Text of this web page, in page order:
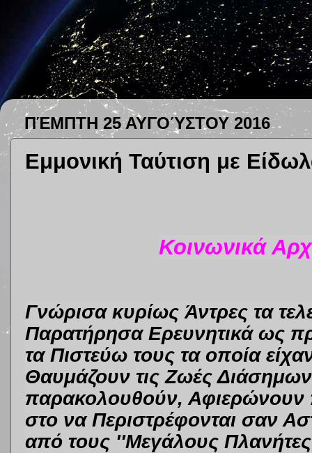
ΠΈΜΠΤΗ 25 ΑΥΓΟΎΣΤΟΥ 2016
Eμμονική Ταύτιση με
Κοινωνικά
Γνώρισα κυρίως Άντρες τα
Παρατήρησα Ερευνητικά ως
τα Πιστεύω τους τα οποία
Θαυμάζουν τις Ζωές
παρακολουθούν, Αφιερώνουν
στο να Περιστρέφονται σαν
από τους ''Μεγάλους